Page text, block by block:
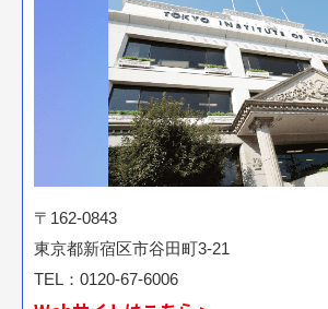
〒162-0843
東京都新宿区市谷田町3-21
TEL：0120-67-6006